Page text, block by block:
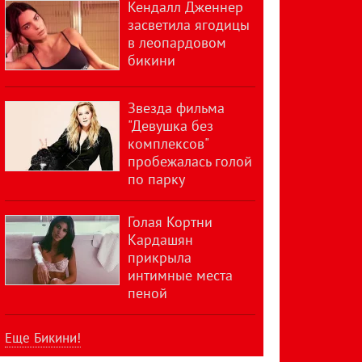
Кендалл Дженнер
засветила ягодицы
в леопардовом
бикини
Звезда фильма
"Девушка без
комплексов"
пробежалась голой
по парку
Голая Кортни
Кардашян
прикрыла
интимные места
пеной
Еще Бикини!